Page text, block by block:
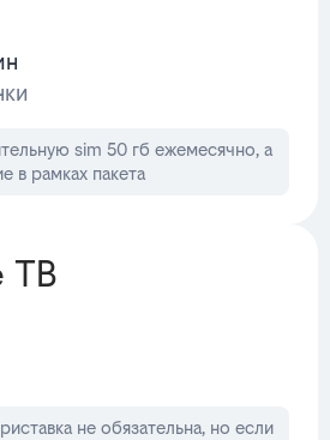
sim 50 гб ежемесячно, а
в рамках пакета
ТВ
не обязательна, но если